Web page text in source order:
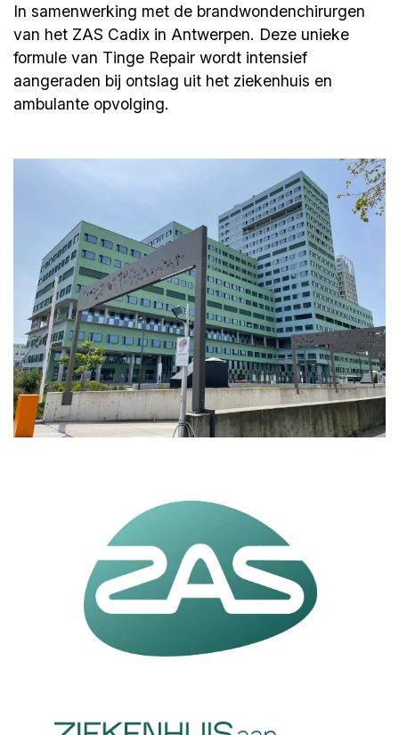
In samenwerking met de brandwondenchirurgen
van het ZAS Cadix in Antwerpen. Deze unieke
formule van Tinge Repair wordt intensief
aangeraden bij ontslag uit het ziekenhuis en
ambulante opvolging.